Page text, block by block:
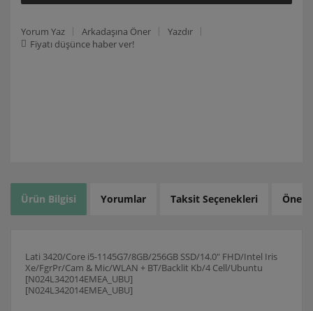
Yorum Yaz Arkadaşına Öner
Yazdır
Fiyatı düşünce haber ver!
Ürün Bilgisi Yorumlar Taksit Seçenekleri
Lati 3420/Core i5-1145G7/8GB/256GB SSD/14.0" FHD/Intel Iris
Xe/FgrPr/Cam & Mic/WLAN + BT/Backlit Kb/4 Cell/Ubuntu
[N024L342014EMEA_UBU]
[N024L342014EMEA_UBU]